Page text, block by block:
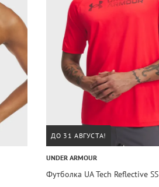
ДО 31 АВГУСТА!
UNDER ARMOUR
Футболка UA Tech Reflective SS